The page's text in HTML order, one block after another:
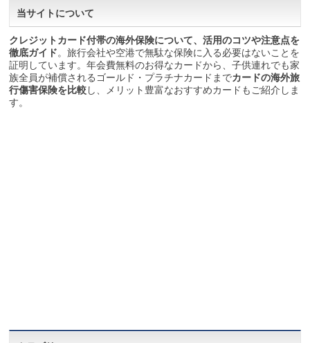
当サイトについて
クレジットカード付帯の海外保険について、活用のコツや注意点を
徹底ガイド。旅行会社や空港で無駄な保険に入る必要はないことを
証明しています。年会費無料のお得なカードから、子供連れでも家
族全員が補償されるゴールド・プラチナカードまでカードの海外旅
行傷害保険を比較し、メリット豊富なおすすめカードもご紹介しま
す。